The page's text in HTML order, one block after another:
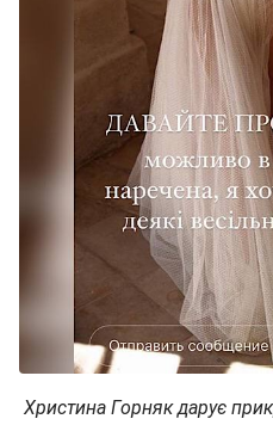
Христина Горняк дарує